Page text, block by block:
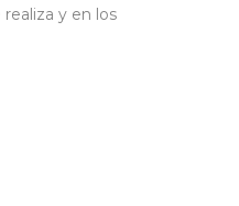
realiza y en los